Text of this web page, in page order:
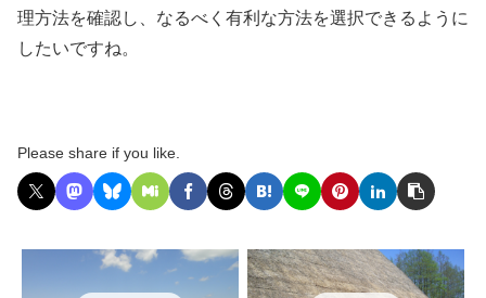
理方法を確認し、なるべく有利な方法を選択できるように
したいですね。
Please share if you like.